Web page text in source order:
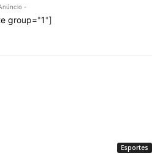
-
group="1"]
Esportes